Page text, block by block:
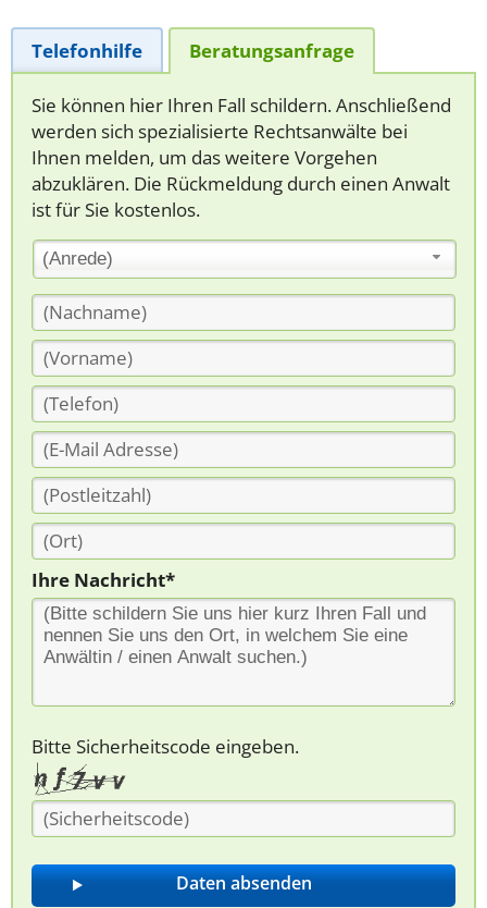
Telefonhilfe Beratungsanfrage
Sie können hier Ihren Fall schildern. Anschließend
werden sich spezialisierte Rechtsanwälte bei
Ihnen melden, um das weitere Vorgehen
abzuklären. Die Rückmeldung durch einen Anwalt
ist für Sie kostenlos.
(Anrede)
Ihre Nachricht*
Bitte Sicherheitscode eingeben.